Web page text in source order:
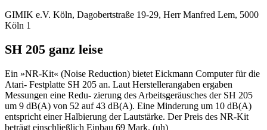
GIMIK e.V. Köln, Dagobertstraße 19-29, Herr Manfred Lem, 5000
Köln 1
SH 205 ganz leise
Ein »NR-Kit« (Noise Reduction) bietet Eickmann Computer für die
Atari- Festplatte SH 205 an. Laut Herstellerangaben ergaben
Messungen eine Redu- zierung des Arbeitsgeräusches der SH 205
um 9 dB(A) von 52 auf 43 dB(A). Eine Minderung um 10 dB(A)
entspricht einer Halbierung der Lautstärke. Der Preis des NR-Kit
beträgt einschließlich Einbau 69 Mark. (uh)